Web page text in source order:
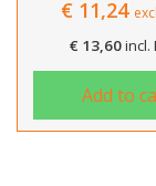
excl. BTW
incl. BTW
Dit